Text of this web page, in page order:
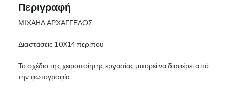
Περιγραφή
ΜΙΧΑΗΛ ΑΡΧΑΓΓΕΛΟΣ
Διαστάσεις 10Χ14 περίπου
Το σχέδιο της χειροποίητης εργασίας μπορεί να διαφέρει από
την φωτογραφία